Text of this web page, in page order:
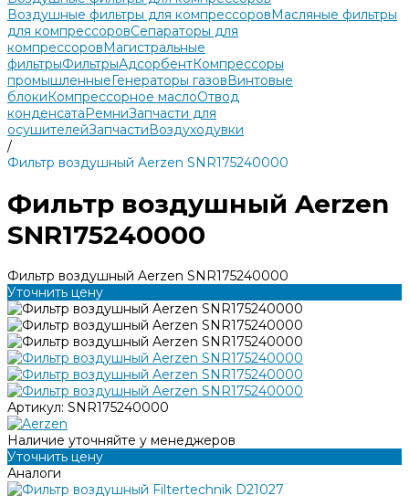
Воздушные фильтры для компрессоровМасляные фильтры
для компрессоровСепараторы для
компрессоровМагистральные
фильтрыФильтрыАдсорбентКомпрессоры
промышленныеГенераторы газовВинтовые
блокиКомпрессорное маслоОтвод
конденсатаРемниЗапчасти для
осушителейЗапчастиВоздуходувки
/
Фильтр воздушный Aerzen SNR175240000
Фильтр воздушный Aerzen
SNR175240000
Фильтр воздушный Aerzen SNR175240000
Уточнить цену
Артикул: SNR175240000
Наличие уточняйте у менеджеров
Уточнить цену
Аналоги